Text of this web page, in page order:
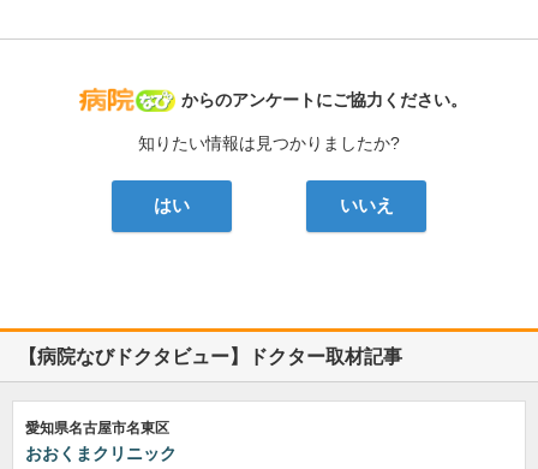
病院なび
からのアンケートにご協力ください。
知りたい情報は見つかりましたか?
はい いいえ
【病院なびドクタビュー】ドクター取材記事
愛知県名古屋市名東区
おおくまクリニック